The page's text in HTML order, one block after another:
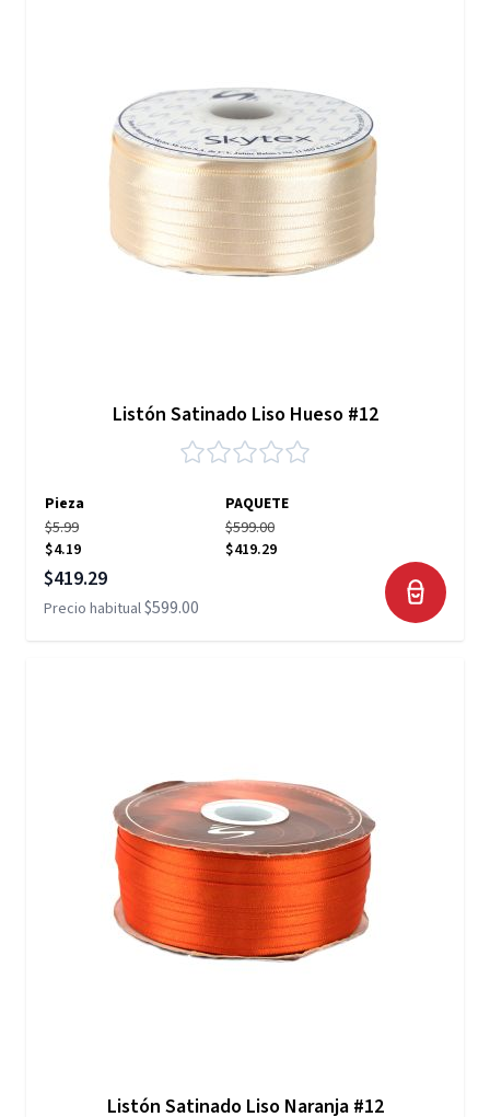
Listón Satinado Liso Hueso #12
Pieza
PAQUETE
$5.99
$4.19
$599.00
$419.29
Precio especial
$419.29
Precio habitual$599.00
Listón Satinado Liso Naranja #12